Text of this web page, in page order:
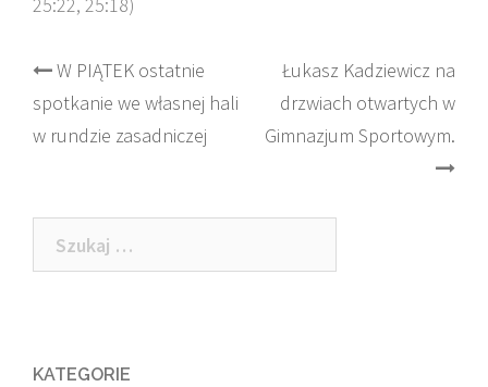
Post
navigation
W PIĄTEK ostatnie
spotkanie we własnej hali
w rundzie zasadniczej
Łukasz Kadziewicz na
drzwiach otwartych w
Gimnazjum Sportowym.
Szukaj:
KATEGORIE